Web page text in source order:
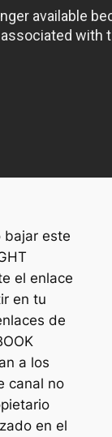
bajar este
el enlace
en tu
de
a los
canal no
en el